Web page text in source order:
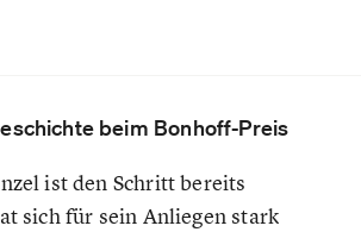
beim Bonhoff-Preis
ist den Schritt bereits
sich für sein Anliegen stark